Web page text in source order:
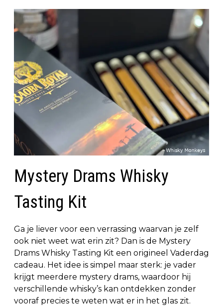
Mystery Drams Whisky
Tasting Kit
Ga je liever voor een verrassing waarvan je zelf
ook niet weet wat erin zit? Dan is de Mystery
Drams Whisky Tasting Kit een origineel Vaderdag
cadeau. Het idee is simpel maar sterk: je vader
krijgt meerdere mystery drams, waardoor hij
verschillende whisky’s kan ontdekken zonder
vooraf precies te weten wat er in het glas zit.